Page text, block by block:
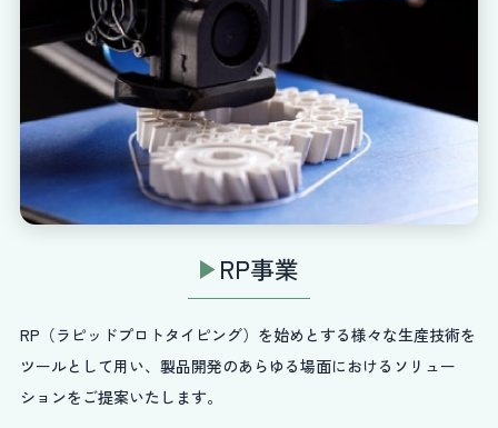
RP事業
RP（ラピッドプロトタイピング）を始めとする様々な生産技術を
ツールとして用い、製品開発のあらゆる場面におけるソリュー
ションをご提案いたします。